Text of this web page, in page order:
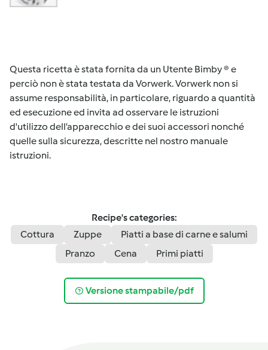
Questa ricetta è stata fornita da un Utente Bimby ® e
perciò non è stata testata da Vorwerk. Vorwerk non si
assume responsabilità, in particolare, riguardo a quantità
ed esecuzione ed invita ad osservare le istruzioni
d'utilizzo dell’apparecchio e dei suoi accessori nonché
quelle sulla sicurezza, descritte nel nostro manuale
istruzioni.
Recipe's categories:
Cottura
Zuppe
Piatti a base di carne e salumi
Pranzo
Cena Primi piatti
Versione stampabile/pdf